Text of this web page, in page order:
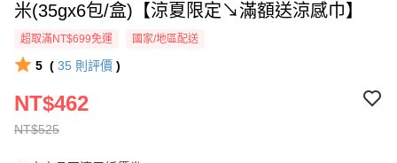
米(35gx6包/盒)【涼夏限定↘滿額送涼感巾】
超取滿NT$699免運 國家/地區配送
5 ( 35 則評價 )
NT$525
NT$462